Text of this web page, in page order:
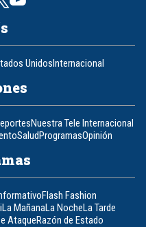
UnidosInternacional
Nuestra Tele Internacional
SaludProgramasOpinión
Flash Fashion
La MañanaLa NocheLa Tarde
AtaqueRazón de Estado